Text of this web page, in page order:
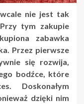
nie jest tak
tym zakupie
zabawka
Przez pierwsze
się rozwija,
bodźce, które
Doskonałym
dzięki nim